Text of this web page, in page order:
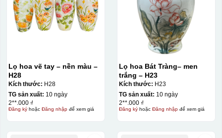
Lọ hoa vẽ tay – nền màu –
H28
Kích thước: H28
TG sản xuất: 10 ngày
2**.000 ₫
Đăng kýhoặc Đăng nhậpđể xem giá
Lọ hoa Bát Tràng– men
trắng – H23
Kích thước: H23
TG sản xuất: 10 ngày
2**.000 ₫
Đăng kýhoặc Đăng nhậpđể xem giá